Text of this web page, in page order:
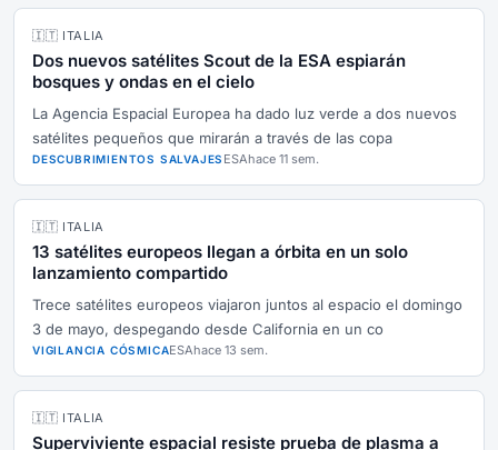
🇮🇹 ITALIA
Dos nuevos satélites Scout de la ESA espiarán
bosques y ondas en el cielo
La Agencia Espacial Europea ha dado luz verde a dos nuevos
satélites pequeños que mirarán a través de las copa
DESCUBRIMIENTOS SALVAJES ESAhace 11 sem.
🇮🇹 ITALIA
13 satélites europeos llegan a órbita en un solo
lanzamiento compartido
Trece satélites europeos viajaron juntos al espacio el domingo
3 de mayo, despegando desde California en un co
VIGILANCIA CÓSMICAESAhace 13 sem.
🇮🇹 ITALIA
Superviviente espacial resiste prueba de plasma a